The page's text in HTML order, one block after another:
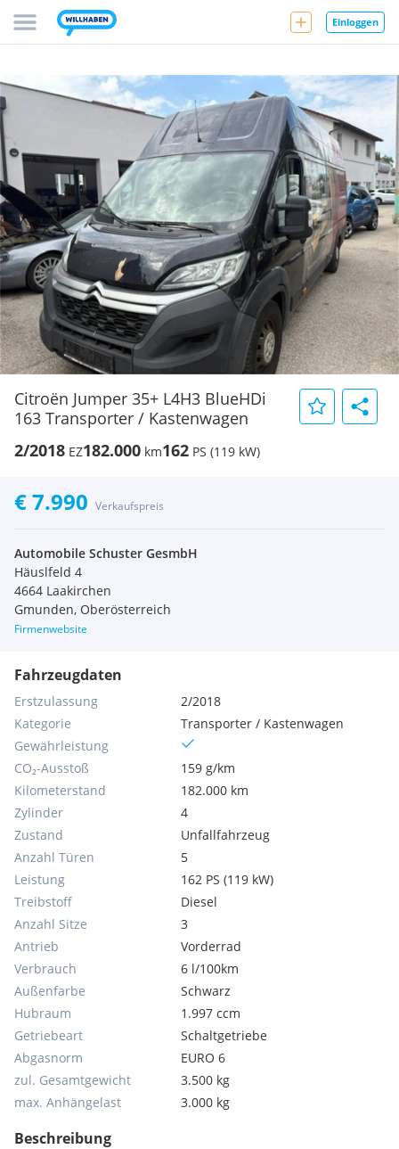
Einloggen
Citroën Jumper 35+ L4H3 BlueHDi
163 Transporter / Kastenwagen
2/2018 EZ182.000 km162 PS (119 kW)
€ 7.990 Verkaufspreis
Automobile Schuster GesmbH
Häuslfeld 4
4664 Laakirchen
Gmunden, Oberösterreich
Firmenwebsite
Fahrzeugdaten
Erstzulassung
2/2018
Kategorie
Transporter / Kastenwagen
Gewährleistung
CO₂-Ausstoß
159 g/km
Kilometerstand
182.000 km
Zylinder
4
Zustand
Unfallfahrzeug
Anzahl Türen
5
Leistung
162 PS (119 kW)
Treibstoff
Diesel
Anzahl Sitze
3
Antrieb
Vorderrad
Verbrauch
6 l/100km
Außenfarbe
Schwarz
Hubraum
1.997 ccm
Getriebeart
Schaltgetriebe
Abgasnorm
EURO 6
zul. Gesamtgewicht
3.500 kg
max. Anhängelast
3.000 kg
Beschreibung